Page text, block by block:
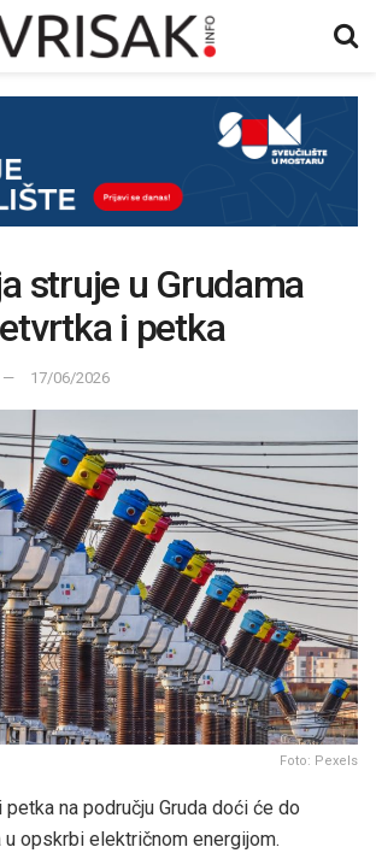
struje u Grudama
i petka
17/06/2026
Foto: Pexels
na području Gruda doći će do
u opskrbi električnom energijom.